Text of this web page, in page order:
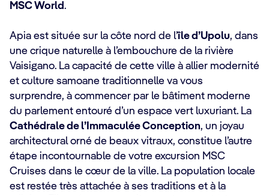
MSC World.
Apia est située sur la côte nord de l’île d’Upolu, dans
une crique naturelle à l’embouchure de la rivière
Vaisigano. La capacité de cette ville à allier modernité
et culture samoane traditionnelle va vous
surprendre, à commencer par le bâtiment moderne
du parlement entouré d’un espace vert luxuriant. La
Cathédrale de l’Immaculée Conception, un joyau
architectural orné de beaux vitraux, constitue l’autre
étape incontournable de votre excursion MSC
Cruises dans le cœur de la ville. La population locale
est restée très attachée à ses traditions et à la